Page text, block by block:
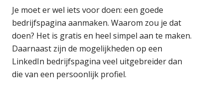
Je moet er wel iets voor doen: een goede
bedrijfspagina aanmaken. Waarom zou je dat
doen? Het is gratis en heel simpel aan te maken.
Daarnaast zijn de mogelijkheden op een
LinkedIn bedrijfspagina veel uitgebreider dan
die van een persoonlijk profiel.